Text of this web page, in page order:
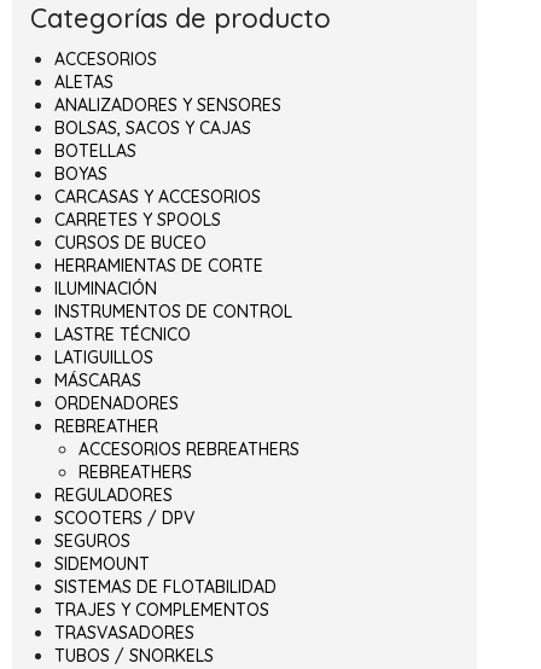
Categorías de producto
ACCESORIOS
ALETAS
ANALIZADORES Y SENSORES
BOLSAS, SACOS Y CAJAS
BOTELLAS
BOYAS
CARCASAS Y ACCESORIOS
CARRETES Y SPOOLS
CURSOS DE BUCEO
HERRAMIENTAS DE CORTE
ILUMINACIÓN
INSTRUMENTOS DE CONTROL
LASTRE TÉCNICO
LATIGUILLOS
MÁSCARAS
ORDENADORES
REBREATHER
ACCESORIOS REBREATHERS
REBREATHERS
REGULADORES
SCOOTERS / DPV
SEGUROS
SIDEMOUNT
SISTEMAS DE FLOTABILIDAD
TRAJES Y COMPLEMENTOS
TRASVASADORES
TUBOS / SNORKELS